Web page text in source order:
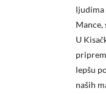
Mance,
U
lepšu
naših